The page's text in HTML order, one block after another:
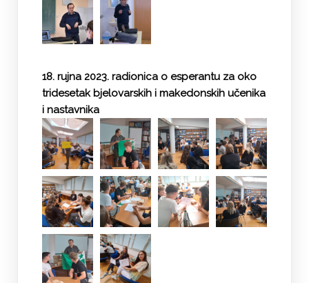
18. rujna 2023. radionica o esperantu za oko
tridesetak bjelovarskih i makedonskih učenika
i nastavnika